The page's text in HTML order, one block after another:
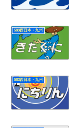
583西日本・九州
583西日本・九州